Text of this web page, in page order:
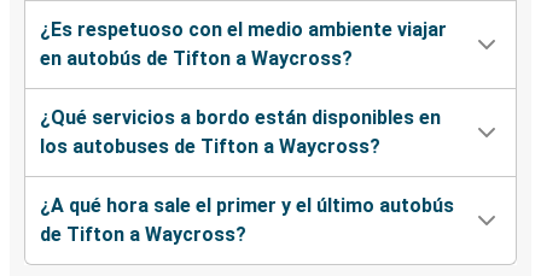
¿Es respetuoso con el medio ambiente viajar
en autobús de Tifton a Waycross?
¿Qué servicios a bordo están disponibles en
los autobuses de Tifton a Waycross?
¿A qué hora sale el primer y el último autobús
de Tifton a Waycross?